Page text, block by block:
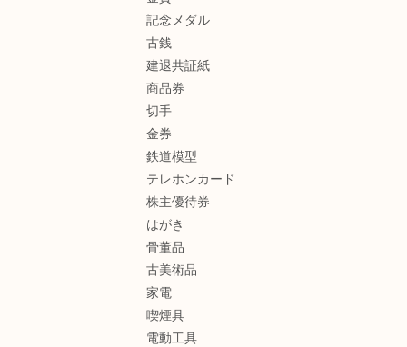
記念メダル
古銭
建退共証紙
商品券
切手
金券
鉄道模型
テレホンカード
株主優待券
はがき
骨董品
古美術品
家電
喫煙具
電動工具